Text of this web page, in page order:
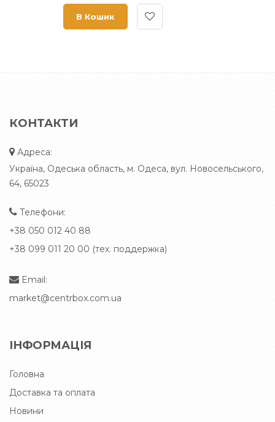
КОНТАКТИ
Адреса:
Україна, Одеська область, м. Одеса, вул. Новосельського,
64, 65023
Телефони:
+38 050 012 40 88
+38 099 011 20 00 (тех. поддержка)
Email:
market@centrbox.com.ua
ІНФОРМАЦІЯ
Головна
Доставка та оплата
Новини